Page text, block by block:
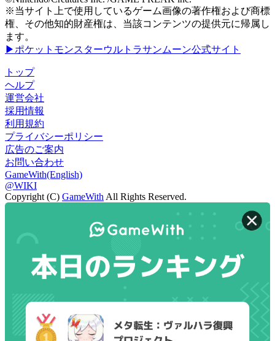
※当サイト上で使用しているゲーム画像の著作権および商標
権、その他知的財産権は、当該コンテンツの提供元に帰属し
ます。
▶ポケットモンスターウルトラサンムーン公式サイト
トップ
ヘルプ
運営会社
採用情報
利用規約
プライバシーポリシー
広告のご案内
お問い合わせ
GameWith(English)
@WIKI
Copyright (C) GameWith All Rights Reserved.